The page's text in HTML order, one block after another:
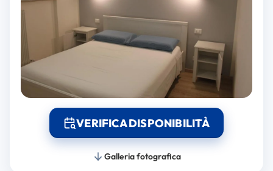
VERIFICA DISPONIBILITÀ
Galleria fotografica